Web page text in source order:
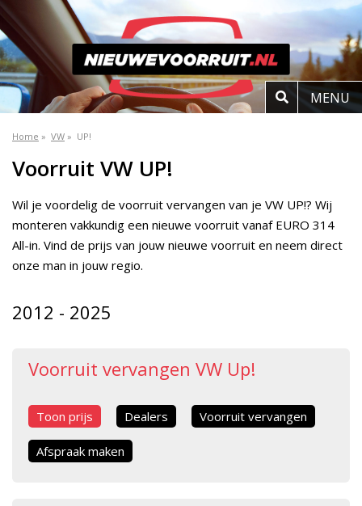
MENU
Home » VW » UP!
Voorruit VW UP!
Wil je voordelig de voorruit vervangen van je VW UP!? Wij
monteren vakkundig een nieuwe voorruit vanaf EURO 314
All-in. Vind de prijs van jouw nieuwe voorruit en neem direct
onze man in jouw regio.
2012 - 2025
Voorruit vervangen VW Up!
Toon prijs Dealers Voorruit vervangen
Afspraak maken